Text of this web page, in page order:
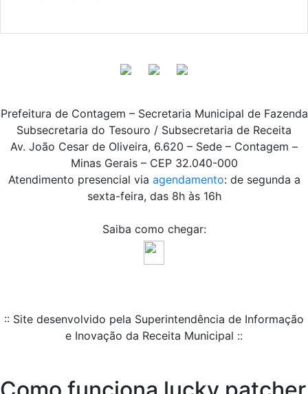
Prefeitura de Contagem – Secretaria Municipal de Fazenda
Subsecretaria do Tesouro / Subsecretaria de Receita
Av. João Cesar de Oliveira, 6.620 – Sede – Contagem –
Minas Gerais – CEP 32.040-000
Atendimento presencial via agendamento: de segunda a
sexta-feira, das 8h às 16h
Saiba como chegar:
:: Site desenvolvido pela Superintendência de Informação
e Inovação da Receita Municipal ::